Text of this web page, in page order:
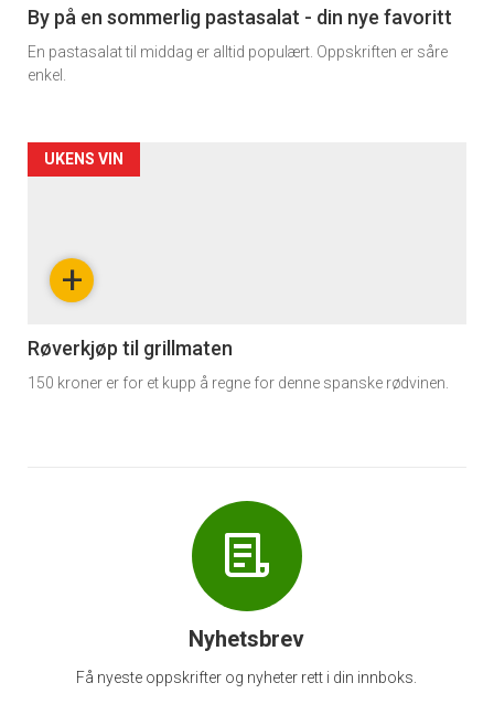
5
By på en sommerlig pastasalat - din nye favoritt
En pastasalat til middag er alltid populært. Oppskriften er såre
enkel.
Forsiden
nå
6
+
UKENS VIN
Røverkjøp til grillmaten
150 kroner er for et kupp å regne for denne spanske rødvinen.
Nyhetsbrev
Få nyeste oppskrifter og nyheter rett i din innboks.